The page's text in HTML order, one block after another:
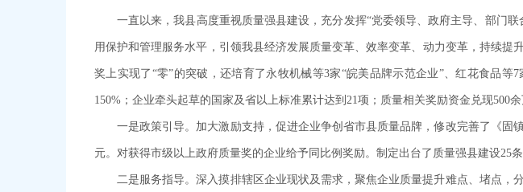
一直以来，我县高度重视质量强县建设，充分发挥“党委领导、政府主导、部门
用保护和管理服务水平，引领我县经济发展质量变革、效率变革、动力变革，持续
奖上实现了“零”的突破，还培育了永牧机械等3家“皖美品牌示范企业”、红花食品
150%；企业牵头起草的国家及省以上标准累计达到21项；质量相关奖励资金兑现500
一是政策引导。加大激励支持，促进企业争创省市县质量品牌，修改完善了《
元。对获得市级以上政府质量奖的企业给予同比例奖励。制定出台了质量强县建设25
二是服务指导。深入摸排辖区企业现状及需求，聚焦企业质量提升难点、堵点